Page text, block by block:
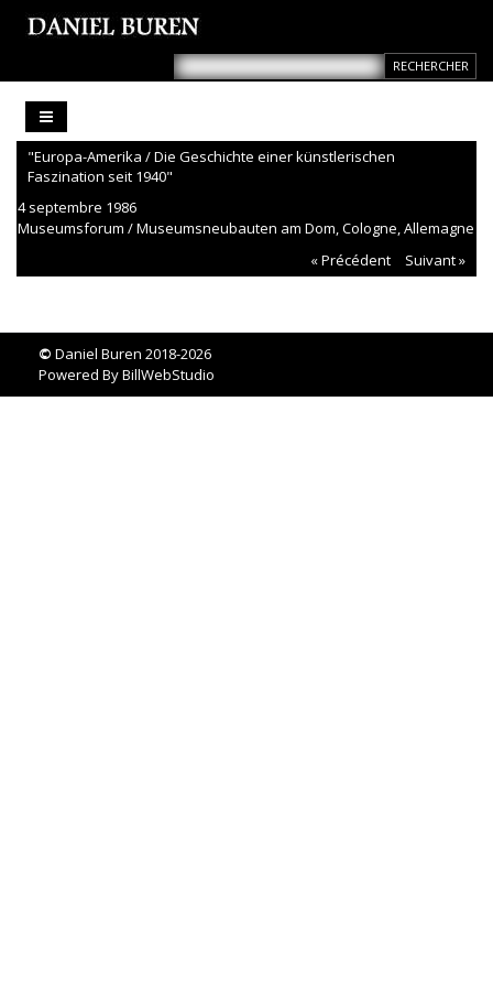
"Europa-Amerika / Die Geschichte einer künstlerischen
Faszination seit 1940"
4 septembre 1986
Museumsforum / Museumsneubauten am Dom, Cologne, Allemagne
« Précédent
Suivant »
© Daniel Buren 2018-2026
Powered ByBillWebStudio